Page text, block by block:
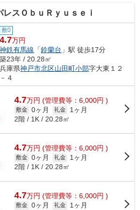
レスＯｂｕＲｙｕｓｅｉ
敷0
4.7万円
神鉄有馬線 「鈴蘭台 」駅 徒歩17分
築23年 / 20.28㎡
兵庫県神戸市北区山田町小部字大東１２
－４
4.7万円 (管理費等：6,000円 )
敷金 0ヶ月 礼金
1ヶ月
2階 / 1K / 20.28㎡
4.7万円 (管理費等：6,000円 )
敷金 0ヶ月 礼金
1ヶ月
2階 / 1K / 20.28㎡
4.7万円 (管理費等：6,000円 )
敷金 0ヶ月 礼金
1ヶ月